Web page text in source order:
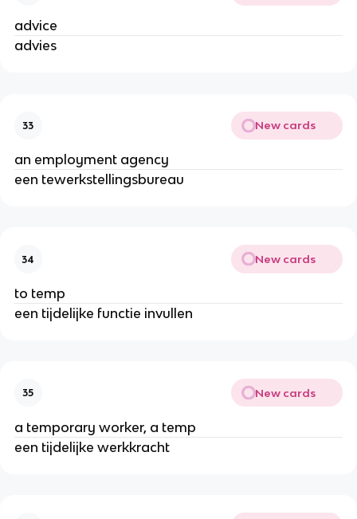
advice
advies
33 New cards
an employment agency
een tewerkstellingsbureau
34 New cards
to temp
een tijdelijke functie invullen
35 New cards
a temporary worker, a temp
een tijdelijke werkkracht